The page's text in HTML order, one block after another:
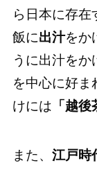
ら日本に存在
飯に出汁をか
うに出汁を
を中心に好ま
けには 「越後
また、 江戸時